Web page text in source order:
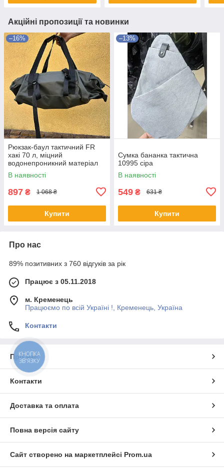
Акційні пропозиції та новинки
–16%
Рюкзак-баул тактичний FR
хакі 70 л, міцний
водонепроникний матеріал
600D, великий об'єм для
туризму, кемпінгу, альпінізму
В наявності
897 ₴ 1 068 ₴
Купити
–13%
Сумка бананка тактична
10995 сіра
В наявності
549 ₴ 631 ₴
Купити
Про нас
89% позитивних з 760 відгуків за рік
Працює з 05.11.2018
м. Кременець
Працюємо по всій Україні !, Кременець, Україна
Контакти
Про нас
Контакти
Доставка та оплата
Повна версія сайту
Сайт створено на маркетплейсі Prom.ua
КНОПКА
ЗВ'ЯЗКУ